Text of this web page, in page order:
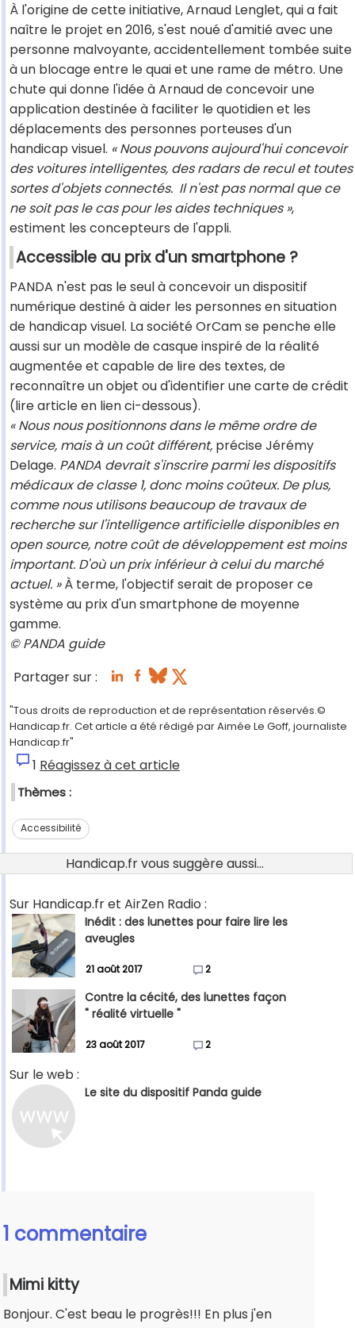
À l'origine de cette initiative, Arnaud Lenglet, qui a fait
naître le projet en 2016, s'est noué d'amitié avec une
personne malvoyante, accidentellement tombée suite
à un blocage entre le quai et une rame de métro. Une
chute qui donne l'idée à Arnaud de concevoir une
application destinée à faciliter le quotidien et les
déplacements des personnes porteuses d'un
handicap visuel. « Nous pouvons aujourd'hui concevoir
des voitures intelligentes, des radars de recul et toutes
sortes d'objets connectés. Il n'est pas normal que ce
ne soit pas le cas pour les aides techniques »,
estiment les concepteurs de l'appli.
Accessible au prix d'un smartphone ?
PANDA n'est pas le seul à concevoir un dispositif
numérique destiné à aider les personnes en situation
de handicap visuel. La société OrCam se penche elle
aussi sur un modèle de casque inspiré de la réalité
augmentée et capable de lire des textes, de
reconnaître un objet ou d'identifier une carte de crédit
(lire article en lien ci-dessous).
« Nous nous positionnons dans le même ordre de
service, mais à un coût différent, précise Jérémy
Delage. PANDA devrait s'inscrire parmi les dispositifs
médicaux de classe 1, donc moins coûteux. De plus,
comme nous utilisons beaucoup de travaux de
recherche sur l'intelligence artificielle disponibles en
open source, notre coût de développement est moins
important. D'où un prix inférieur à celui du marché
actuel. »À terme, l'objectif serait de proposer ce
système au prix d'un smartphone de moyenne
gamme.
© PANDA guide
Partager sur :
"Tous droits de reproduction et de représentation réservés.©
Handicap.fr. Cet article a été rédigé par Aimée Le Goff, journaliste
Handicap.fr"
1 Réagissez à cet article
Thèmes :
Accessibilité
Handicap.fr vous suggère aussi...
Sur Handicap.fr et AirZen Radio :
Inédit : des lunettes pour faire lire les
aveugles
21 août 2017 2
Contre la cécité, des lunettes façon
" réalité virtuelle "
23 août 2017 2
Sur le web :
Le site du dispositif Panda guide
1 commentaire
Mimi kitty
Bonjour. C'est beau le progrès!!! En plus j'en